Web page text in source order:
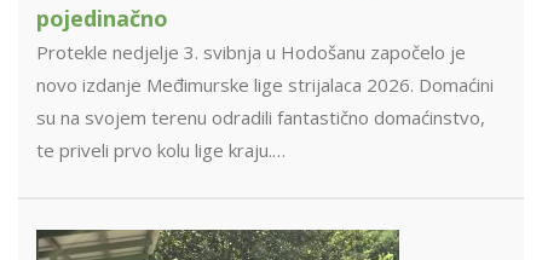
pojedinačno
Protekle nedjelje 3. svibnja u Hodošanu započelo je
novo izdanje Međimurske lige strijalaca 2026. Domaćini
su na svojem terenu odradili fantastično domaćinstvo,
te priveli prvo kolu lige kraju.…